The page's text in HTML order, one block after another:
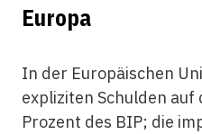
Europa
In der Europäischen
expliziten Schulden
Prozent des BIP; die